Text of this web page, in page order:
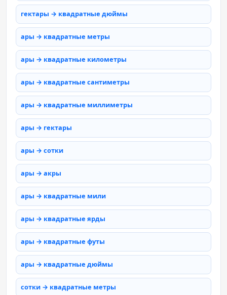
гектары → квадратные дюймы
ары → квадратные метры
ары → квадратные километры
ары → квадратные сантиметры
ары → квадратные миллиметры
ары → гектары
ары → сотки
ары → акры
ары → квадратные мили
ары → квадратные ярды
ары → квадратные футы
ары → квадратные дюймы
сотки → квадратные метры